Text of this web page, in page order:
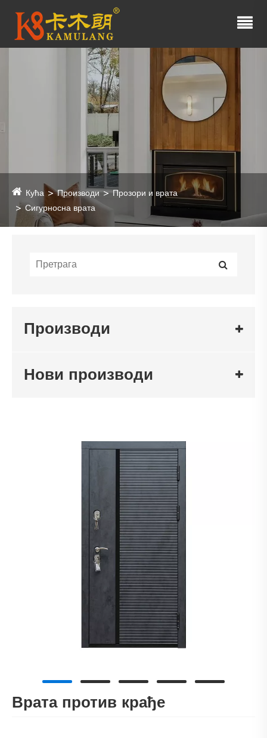
Кућа Производи
Прозори и врата
Сигурносна врата
Производи
Нови производи
Врата против крађе